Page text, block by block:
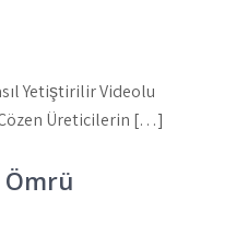
Yetiştirilir Videolu
Çözen Üreticilerin […]
Ömrü